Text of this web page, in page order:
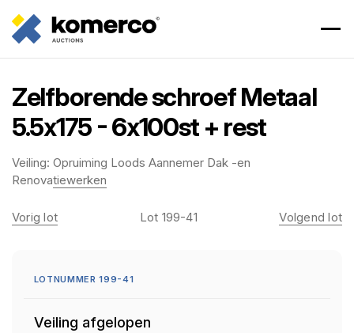
Zelfborende schroef Metaal
5.5x175 - 6x100st + rest
Veiling: Opruiming Loods Aannemer Dak -en
Renovatiewerken
Vorig lot Lot 199-41 Volgend lot
LOTNUMMER 199-41
Veiling afgelopen